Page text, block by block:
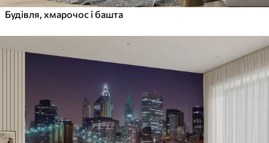
Будівля, хмарочос і башта